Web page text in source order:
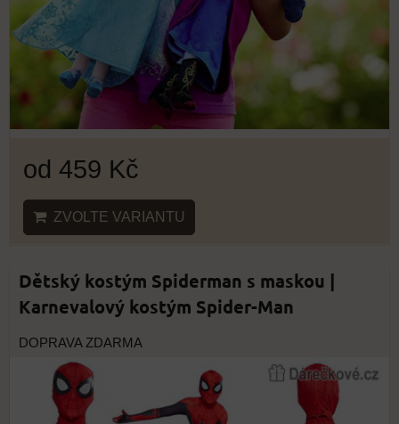
od 459 Kč
ZVOLTE VARIANTU
Dětský kostým Spiderman s maskou |
Karnevalový kostým Spider-Man
DOPRAVA ZDARMA